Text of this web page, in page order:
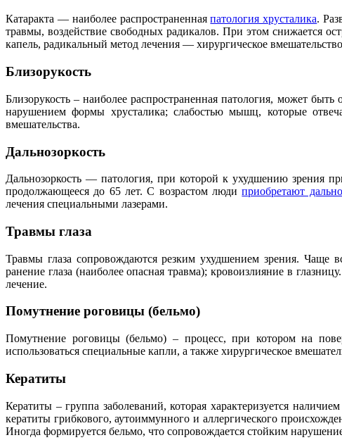
Катаракта — наиболее распространеннаяпатология хрусталика.
травмы, воздействие свободных радикалов. При этом снижается
капель, радикальный метод лечения — хирургическое
Близорукость
Близорукость – наиболее распространенная патология, может
нарушением формы хрусталика; слабостью мышц, которые
вмешательства.
Дальнозоркость
Дальнозоркость — патология, при которой к ухудшению зрения
продолжающееся до 65 лет. С возрастом людиприобретают
лечения специальными лазерами.
Травмы глаза
Травмы глаза сопровождаются резким ухудшением зрения. Чаще
ранение глаза (наиболее опасная травма); кровоизлияние в
лечение.
Помутнение роговицы (бельмо)
Помутнение роговицы (бельмо) – процесс, при котором на
использоваться специальные капли, а также хирургическое
Кератиты
Кератиты – группа заболеваний, которая характеризуется
кератиты грибкового, аутоиммунного и аллергического
Иногда формируется бельмо, что сопровождается стойким